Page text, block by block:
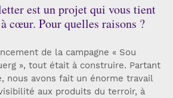
est un projet qui vous tient
cœur. Pour quelles raisons ?
de la campagne « Sou
», tout était à construire. Partant
nous avons fait un énorme travail
aux produits du terroir, à